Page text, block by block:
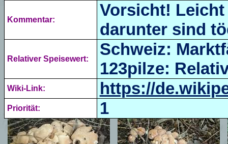
Kommentar:
Vorsicht!
darunter sind
Relativer Speisewert:
Schweiz:
123pilze:
Wiki-Link: https://
Priorität: 1